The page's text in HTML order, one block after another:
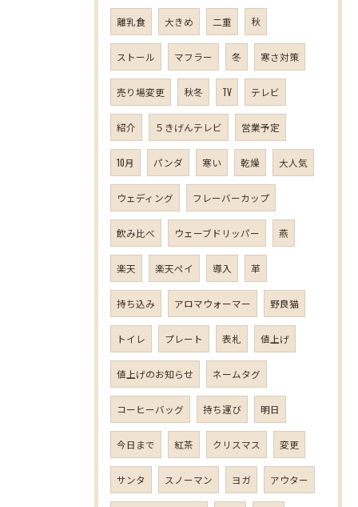
離乳食 大きめ 二重 秋
ストール マフラー 冬 寒さ対策
売り場変更 秋冬 TV テレビ
紹介 ５きげんテレビ 営業予定
10月 パンダ 寒い 乾燥 大人気
ウェディング フレーバーカップ
飲み比べ ウェーブドリッパー 燕
楽天 楽天ペイ 導入 革
持ち込み アロマウォーマー 野良猫
トイレ プレート 表札 値上げ
値上げのお知らせ ネームタグ
コーヒーバッグ 持ち運び 明日
今日まで 紅茶 クリスマス 変更
サンタ スノーマン ヨガ アウター